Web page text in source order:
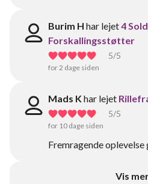
Burim H har lejet4
Forskallingsstøtter
5/5
for 2 dage siden
Mads K har lejet
5/5
for 10 dage siden
Fremragende
Vis